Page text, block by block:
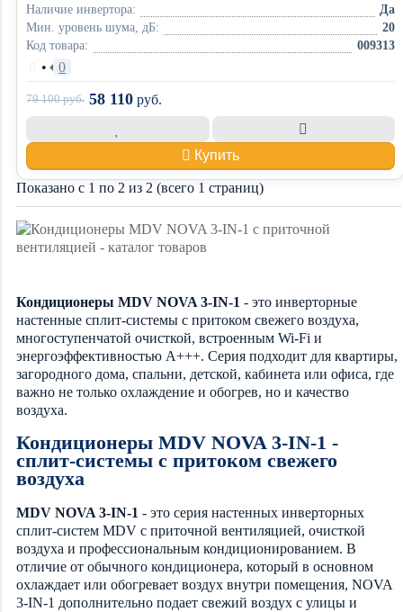
Наличие инвертора:
Да
Мин. уровень шума, дБ:
20
Код товара:
009313
• 0
79 100руб. 58 110 руб.
Купить
Показано с 1 по 2 из 2 (всего 1 страниц)
Кондиционеры MDV NOVA 3-IN-1 - это инверторные
настенные сплит-системы с притоком свежего воздуха,
многоступенчатой очисткой, встроенным Wi-Fi и
энергоэффективностью A+++. Серия подходит для квартиры,
загородного дома, спальни, детской, кабинета или офиса, где
важно не только охлаждение и обогрев, но и качество
воздуха.
Кондиционеры MDV NOVA 3-IN-1 -
сплит-системы с притоком свежего
воздуха
MDV NOVA 3-IN-1 - это серия настенных инверторных
сплит-систем MDV с приточной вентиляцией, очисткой
воздуха и профессиональным кондиционированием. В
отличие от обычного кондиционера, который в основном
охлаждает или обогревает воздух внутри помещения, NOVA
3-IN-1 дополнительно подает свежий воздух с улицы и